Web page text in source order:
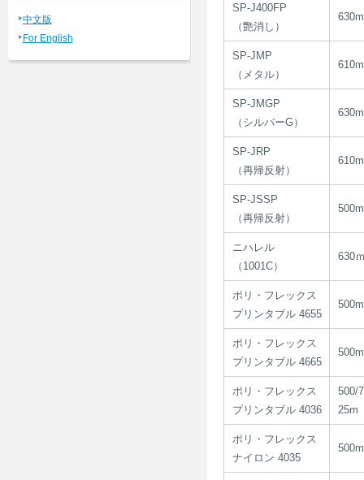
中文版
For English
SP-J400FP
（艶消し）
SP-JMP
（メタル）
SP-JMGP
（シルバーG）
SP-JRP
（再帰反射）
SP-JSSP
（再帰反射）
ニハレル
（1001C）
630
ポリ・フレックス
プリンタブル 4655
ポリ・フレックス
プリンタブル 4665
ポリ・フレックス
プリンタブル 4036
500/
25m
ポリ・フレックス
ナイロン 4035